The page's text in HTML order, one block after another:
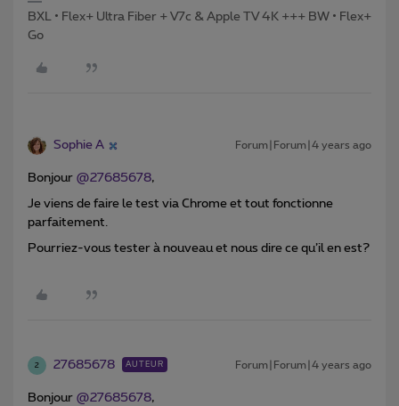
BXL • Flex+ Ultra Fiber + V7c & Apple TV 4K +++ BW • Flex+
Go
Sophie A Forum|Forum|4 years ago
Bonjour @27685678,
Je viens de faire le test via Chrome et tout fonctionne
parfaitement.
Pourriez-vous tester à nouveau et nous dire ce qu’il en est?
2 27685678 AUTEUR Forum|Forum|4 years ago
Bonjour @27685678,